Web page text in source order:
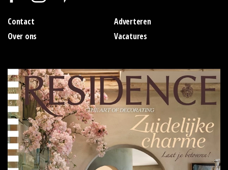
Contact
Adverteren
Over ons
Vacatures